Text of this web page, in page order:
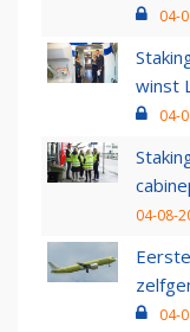
04-
winst
04-
04-08-
04-